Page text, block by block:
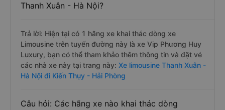
Thanh Xuân - Hà Nội?
Trả lời: Hiện tại có 1 hãng xe khai thác dòng xe
Limousine trên tuyến đường này là xe Vip Phương Huy
Luxury, bạn có thể tham khảo thêm thông tin và đặt vé
các nhà xe này tại trang này: Xe limousine Thanh Xuân -
Hà Nội đi Kiến Thụy - Hải Phòng
Câu hỏi: Các hãng xe nào khai thác dòng